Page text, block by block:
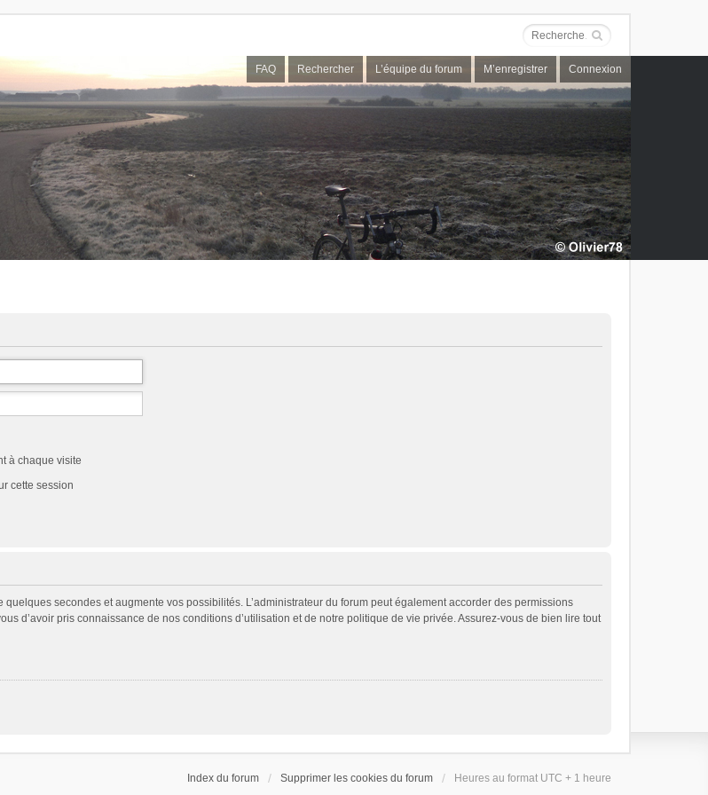
FAQ Rechercher L’équipe du forum M’enregistrer Connexion
à chaque visite
cette session
secondes et augmente vos possibilités. L’administrateur du forum peut également accorder des permissions
d’avoir pris connaissance de nos conditions d’utilisation et de notre politique de vie privée. Assurez-vous de bien lire tout
Index du forum Supprimer les cookies du forum Heures au format UTC + 1 heure